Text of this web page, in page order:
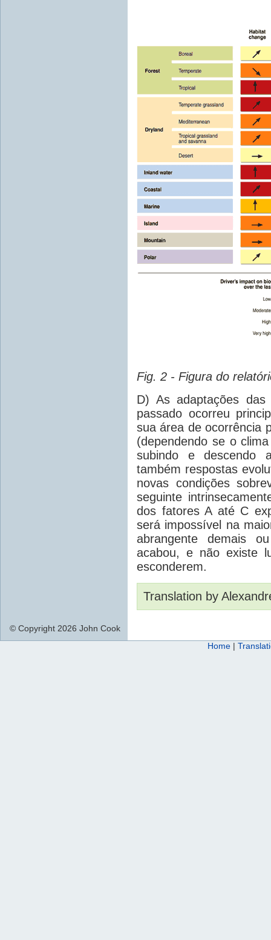
Fig. 2 - Figura do
D) As adaptações
passado ocorreu
sua área de ocorrência
(dependendo se o
subindo e descendo
também respostas
novas condições
seguinte
dos fatores A até C
será impossível na
abrangente demais
acabou, e não existe
esconderem.
Translation by
© Copyright 2026 John Cook
Home |